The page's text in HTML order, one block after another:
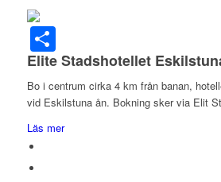
Dela
Elite Stadshotellet
Bo i centrum cirka 4 km från banan,
vid Eskilstuna ån. Bokning sker via Elit
Läs mer